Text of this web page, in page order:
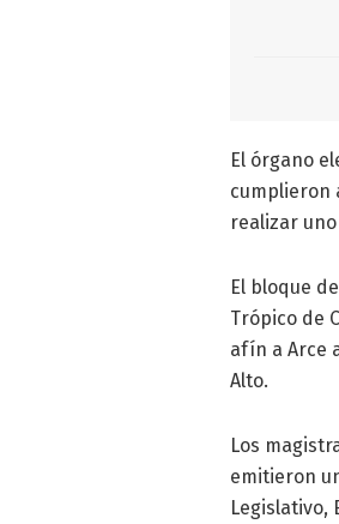
El órgano
cumplieron
realizar
El bloque
Trópico de
afín a Arce
Alto.
Los
emitieron
Legislativo,